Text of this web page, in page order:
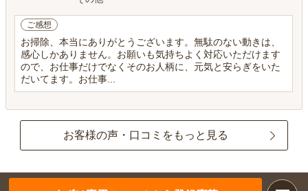
ご感想
お掃除、本当にありがとうございます。無駄のない動きは、
感心しかありません。お願いも気持ちよく対応いただけます
ので、お仕事だけでなくそのお人柄に、元気と安らぎをいた
だいてます。お仕事...
お客様の声・口コミをもっと見る